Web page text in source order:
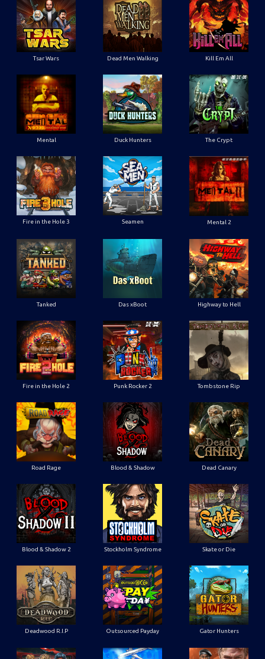
Tsar Wars Dead Men Walking Kill Em All
Mental Duck Hunters The Crypt
Fire in the Hole 3 Seamen Mental 2
Tanked Das xBoot Highway to Hell
Fire in the Hole 2 Punk Rocker 2 Tombstone Rip
Road Rage Blood & Shadow Dead Canary
Blood & Shadow 2 Stockholm Syndrome Skate or Die
Deadwood R.I.P Outsourced Payday Gator Hunters